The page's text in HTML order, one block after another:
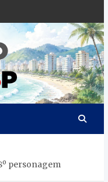
Litoral
Notícias da
Baixada Santista
personagem